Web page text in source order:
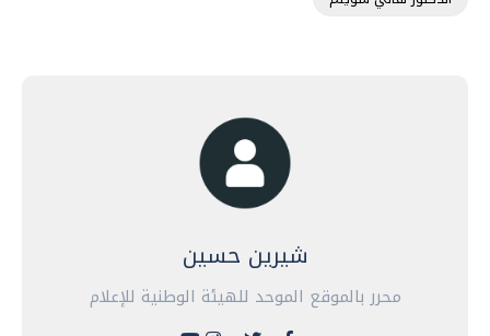
شيرين حسين
محرر بالموقع الموحد للهيئة الوطنية للإعلام